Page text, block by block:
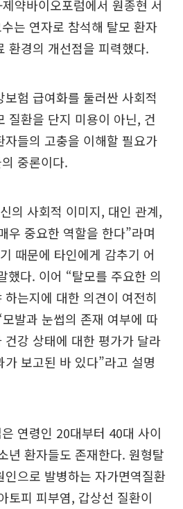
약바이오포럼에서 원종현 서
는 연자로 참석해 탈모 환자
환경의 개선점을 피력했다.
험 급여화를 둘러싼 사회적
질환을 단지 미용이 아닌, 건
자들의 고충을 이해할 필요가
중론이다.
의 사회적 이미지, 대인 관계,
우 중요한 역할을 한다”라며
때문에 타인에게 감추기 어
했다. 이어 “탈모를 주요한 의
는지에 대한 의견이 여전히
발과 눈썹의 존재 여부에 따
건강 상태에 대한 평가가 달라
보고된 바 있다”라고 설명
연령인 20대부터 40대 사이
년 환자들도 존재한다. 원형탈
으로 발병하는 자가면역질환
토피 피부염, 갑상선 질환이